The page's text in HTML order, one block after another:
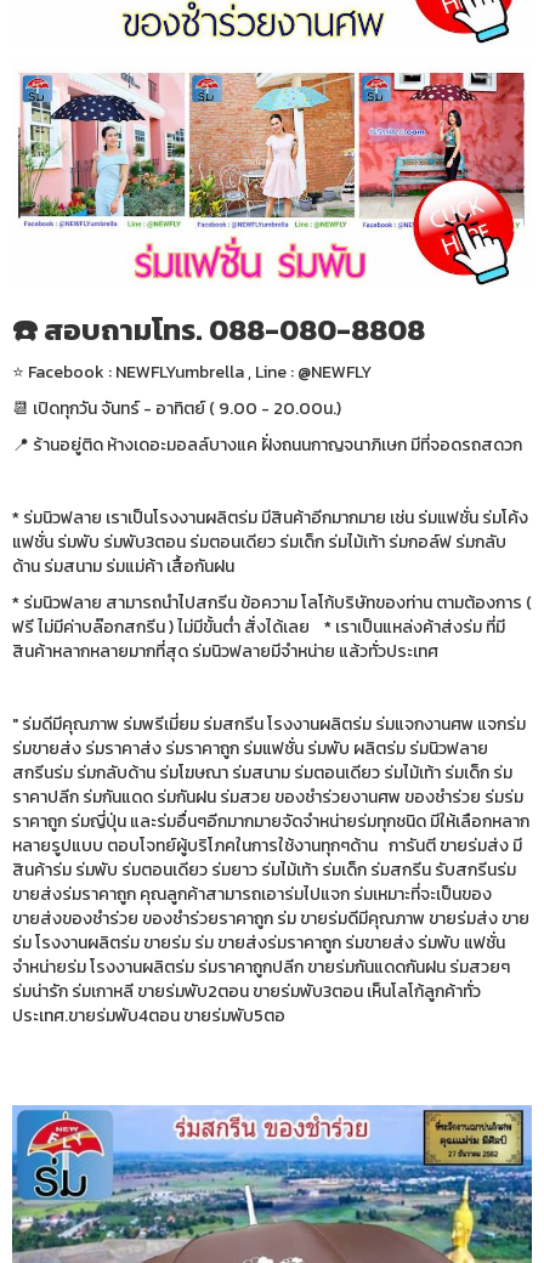
☎️ สอบถามโทร. 088-080-8808
⭐️ Facebook : NEWFLYumbrella , Line : @NEWFLY
📆 เปิดทุกวัน จันทร์ - อาทิตย์ ( 9.00 - 20.00น.)
📍 ร้านอยู่ติด ห้างเดอะมอลล์บางแค ฝั่งถนนกาญจนาภิเษก มีที่จอดรถสดวก
* ร่มนิวฟลาย เราเป็นโรงงานผลิตร่ม มีสินค้าอีกมากมาย เช่น ร่มแฟชั่น ร่มโค้ง
แฟชั่น ร่มพับ ร่มพับ3ตอน ร่มตอนเดียว ร่มเด็ก ร่มไม้เท้า ร่มกอล์ฟ ร่มกลับ
ด้าน ร่มสนาม ร่มแม่ค้า เสื้อกันฝน
* ร่มนิวฟลาย สามารถนำไปสกรีน ข้อความ โลโก้บริษัทของท่าน ตามต้องการ (
ฟรี ไม่มีค่าบล๊อกสกรีน ) ไม่มีขั้นต่ำ สั่งได้เลย * เราเป็นแหล่งค้าส่งร่ม ที่มี
สินค้าหลากหลายมากที่สุด ร่มนิวฟลายมีจำหน่าย แล้วทั่วประเทศ
" ร่มดีมีคุณภาพ ร่มพรีเมี่ยม ร่มสกรีน โรงงานผลิตร่ม ร่มแจกงานศพ แจกร่ม
ร่มขายส่ง ร่มราคาส่ง ร่มราคาถูก ร่มแฟชั่น ร่มพับ ผลิตร่ม ร่มนิวฟลาย
สกรีนร่ม ร่มกลับด้าน ร่มโฆษณา ร่มสนาม ร่มตอนเดียว ร่มไม้เท้า ร่มเด็ก ร่ม
ราคาปลีก ร่มกันแดด ร่มกันฝน ร่มสวย ของชำร่วยงานศพ ของชำร่วย ร่มร่ม
ราคาถูก ร่มญี่ปุ่น และร่มอื่นๆอีกมากมายจัดจำหน่ายร่มทุกชนิด มีให้เลือกหลาก
หลายรูปแบบ ตอบโจทย์ผู้บริโภคในการใช้งานทุกๆด้าน การันตี ขายร่มส่ง มี
สินค้าร่ม ร่มพับ ร่มตอนเดียว ร่มยาว ร่มไม้เท้า ร่มเด็ก ร่มสกรีน รับสกรีนร่ม
ขายส่งร่มราคาถูก คุณลูกค้าสามารถเอาร่มไปแจก ร่มเหมาะที่จะเป็นของ
ขายส่งของชำร่วย ของชำร่วยราคาถูก ร่ม ขายร่มดีมีคุณภาพ ขายร่มส่ง ขาย
ร่ม โรงงานผลิตร่ม ขายร่ม ร่ม ขายส่งร่มราคาถูก ร่มขายส่ง ร่มพับ แฟชั่น
จำหน่ายร่ม โรงงานผลิตร่ม ร่มราคาถูกปลีก ขายร่มกันแดดกันฝน ร่มสวยๆ
ร่มน่ารัก ร่มเกาหลี ขายร่มพับ2ตอน ขายร่มพับ3ตอน เห็นโลโก้ลูกค้าทั่ว
ประเทศ.ขายร่มพับ4ตอน ขายร่มพับ5ตอ